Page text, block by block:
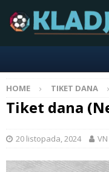
HOME TIKET DANA
Tiket dana
20 listopada, 2024 VN